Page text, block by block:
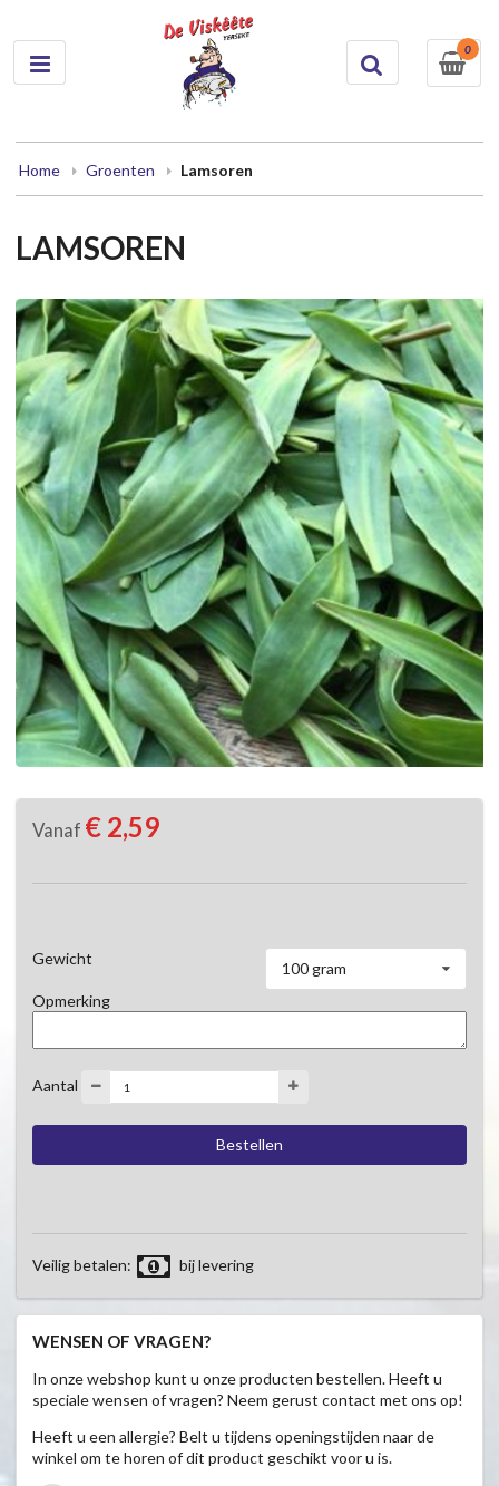
0
Home Groenten Lamsoren
LAMSOREN
Vanaf € 2,59
Gewicht
100 gram
Opmerking
Aantal
Veilig betalen: bij levering
WENSEN OF VRAGEN?
In onze webshop kunt u onze producten bestellen. Heeft u
speciale wensen of vragen? Neem gerust contact met ons op!
Heeft u een allergie? Belt u tijdens openingstijden naar de
winkel om te horen of dit product geschikt voor u is.